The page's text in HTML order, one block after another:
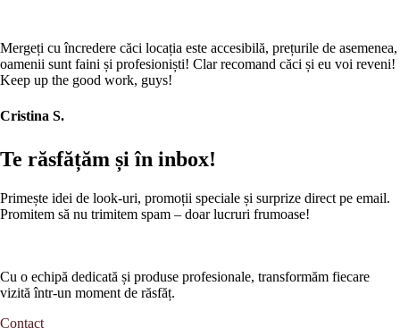
Mergeți cu încredere căci locația este accesibilă, prețurile de asemenea,
oamenii sunt faini și profesioniști! Clar recomand căci și eu voi reveni!
Keep up the good work, guys!
Cristina S.
Te răsfățăm și în inbox!
Primește idei de look-uri, promoții speciale și surprize direct pe email.
Promitem să nu trimitem spam – doar lucruri frumoase!
Cu o echipă dedicată și produse profesionale, transformăm fiecare
vizită într-un moment de răsfăț.
Contact